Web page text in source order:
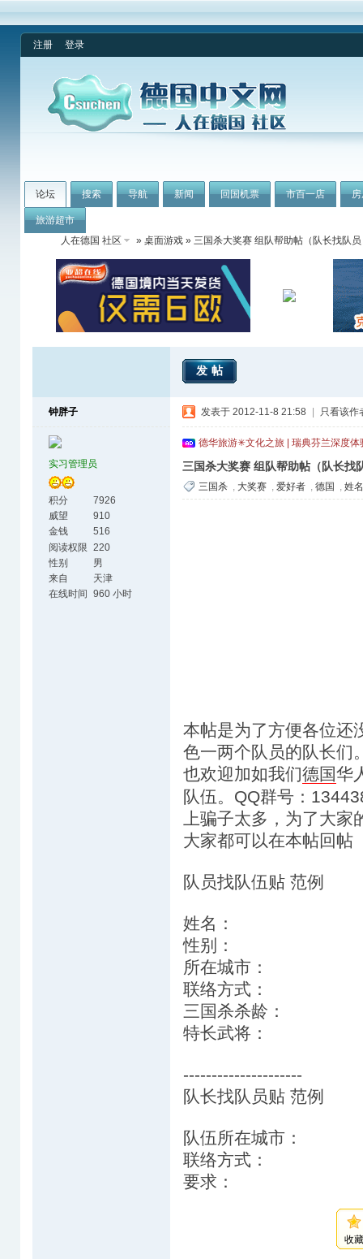
注册 登录
论坛 搜索 导航 新闻 回国机票 市百一店
旅游超市
人在德国 社区
» 桌面游戏 » 三国杀大奖赛 组队帮助帖（队长找队
发帖
钟胖子
实习管理员
积分
7926
威望
910
金钱
516
阅读权限 220
性别
男
来自
天津
在线时间
960 小时
发表于 2012-11-8 21:58 只看该作
德华旅游✳文化之旅 | 瑞典芬兰深度
三国杀大奖赛 组队帮助帖（队长找
三国杀 , 大奖赛 , 爱好者 , 德国 , 姓名
本帖是为了方便各位还
色一两个队员的队长们
也欢迎加如我们德国华
队伍。QQ群号：
上骗子太多，为了大
大家都可以在本帖回帖
队员找队伍贴 范例
姓名：
性别：
所在城市：
联络方式：
三国杀杀龄：
特长武将：
---------------------
队长找队员贴 范例
队伍所在城市：
联络方式：
要求：
收